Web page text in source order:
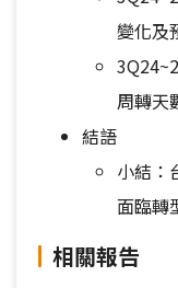
變化及
周轉天
結語
小結：
面臨轉
相關報告